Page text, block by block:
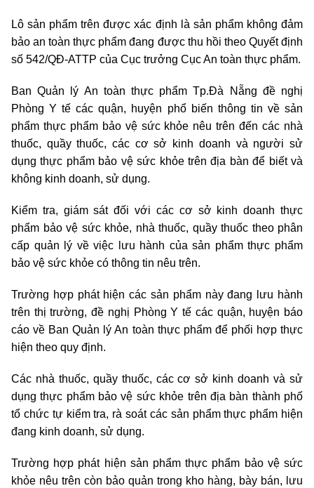
Lô sản phẩm trên được xác định là sản phẩm không đảm
bảo an toàn thực phẩm đang được thu hồi theo Quyết định
số 542/QĐ-ATTP của Cục trưởng Cục An toàn thực phẩm.
Ban Quản lý An toàn thực phẩm Tp.Đà Nẵng đề nghị
Phòng Y tế các quận, huyện phổ biến thông tin về sản
phẩm thực phẩm bảo vệ sức khỏe nêu trên đến các nhà
thuốc, quầy thuốc, các cơ sở kinh doanh và người sử
dụng thực phẩm bảo vệ sức khỏe trên địa bàn để biết và
không kinh doanh, sử dụng.
Kiểm tra, giám sát đối với các cơ sở kinh doanh thực
phẩm bảo vệ sức khỏe, nhà thuốc, quầy thuốc theo phân
cấp quản lý về việc lưu hành của sản phẩm thực phẩm
bảo vệ sức khỏe có thông tin nêu trên.
Trường hợp phát hiện các sản phẩm này đang lưu hành
trên thị trường, đề nghị Phòng Y tế các quận, huyện báo
cáo về Ban Quản lý An toàn thực phẩm để phối hợp thực
hiện theo quy định.
Các nhà thuốc, quầy thuốc, các cơ sở kinh doanh và sử
dụng thực phẩm bảo vệ sức khỏe trên địa bàn thành phố
tổ chức tự kiểm tra, rà soát các sản phẩm thực phẩm hiện
đang kinh doanh, sử dụng.
Trường hợp phát hiện sản phẩm thực phẩm bảo vệ sức
khỏe nêu trên còn bảo quản trong kho hàng, bày bán, lưu